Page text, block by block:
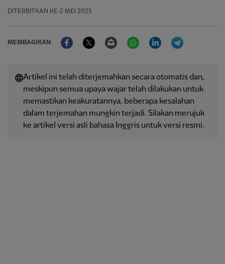
DITERBITKAN KE-2 MEI 2025
MEMBAGIKAN
FacebookTwitter Email WhatsAppLinkedIn
Artikel ini telah diterjemahkan secara otomatis dan,
meskipun semua upaya wajar telah dilakukan untuk
memastikan keakuratannya, beberapa kesalahan
dalam terjemahan mungkin terjadi. Silakan merujuk
ke artikel versi asli bahasa Inggris untuk versi resmi.